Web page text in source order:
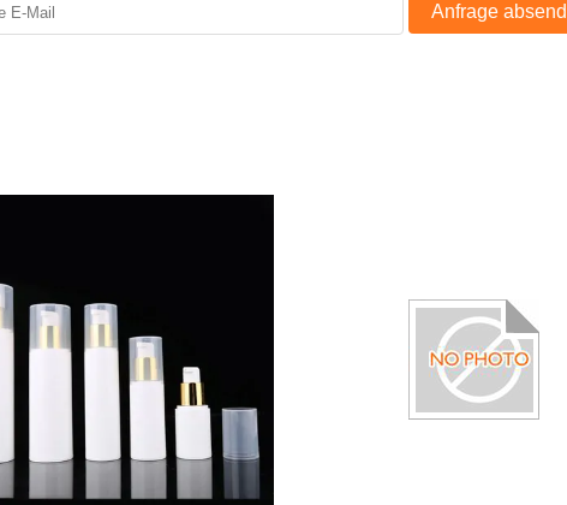
Anfrage